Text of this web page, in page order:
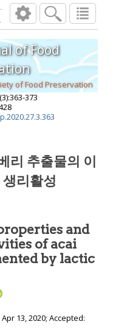
발효 아사이베리 추출물의 이화학
J. Food Preserv.
2020 ;27( ):
of Food
of Food Preservation
(3):363-373
리 추출물의 이
리활성
and
of acai
Apr 13, 2020; Accepted: